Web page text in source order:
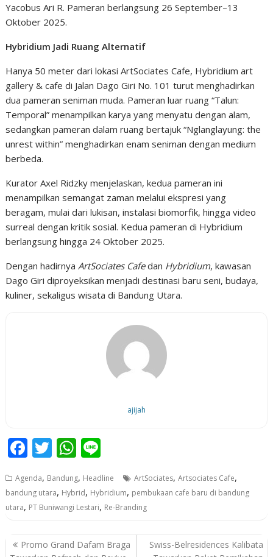
Yacobus Ari R. Pameran berlangsung 26 September–13
Oktober 2025.
Hybridium Jadi Ruang Alternatif
Hanya 50 meter dari lokasi ArtSociates Cafe, Hybridium art
gallery & cafe di Jalan Dago Giri No. 101 turut menghadirkan
dua pameran seniman muda. Pameran luar ruang “Talun:
Temporal” menampilkan karya yang menyatu dengan alam,
sedangkan pameran dalam ruang bertajuk “Nglanglayung: the
unrest within” menghadirkan enam seniman dengan medium
berbeda.
Kurator Axel Ridzky menjelaskan, kedua pameran ini
menampilkan semangat zaman melalui ekspresi yang
beragam, mulai dari lukisan, instalasi biomorfik, hingga video
surreal dengan kritik sosial. Kedua pameran di Hybridium
berlangsung hingga 24 Oktober 2025.
Dengan hadirnya ArtSociates Cafedan Hybridium, kawasan
Dago Giri diproyeksikan menjadi destinasi baru seni, budaya,
kuliner, sekaligus wisata di Bandung Utara.
ajijah
F
e
b
o
o
T
itt
er
W
at
s
A
p
e
Agenda, Bandung, Headline ArtSociates,Artsociates Cafe,
bandung utara, Hybrid, Hybridium, pembukaan cafe baru di bandung
utara, PT Buniwangi Lestari, Re-Branding
P Promo Grand Dafam Braga
Swiss-Belresidences Kalibata